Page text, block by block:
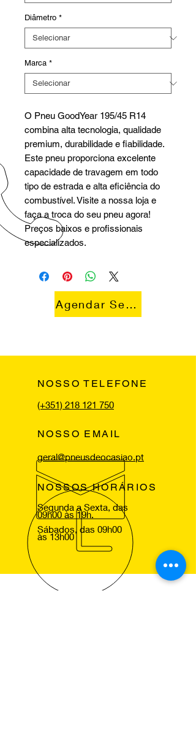
Diâmetro *
Marca *
O Pneu GoodYear 195/45 R14
combina alta tecnologia, qualidade
premium, durabilidade e fiabilidade.
Este pneu proporciona excelente
capacidade de travagem em todo
tipo de estrada e alta eficiência do
combustível. Visite a nossa loja e
faça a troca do seu pneu agora!
Preços baixos e profissionais
especializados.
Agendar Serviço
NOSSO TELEFONE
(+351) 218 121 750
NOSSO EMAIL
geral@pneusdeocasiao.pt
NOSSOS HORÁRIOS
Segunda a Sexta, das
09h00 às 19h.
Sábados, das 09h00
às 13h00